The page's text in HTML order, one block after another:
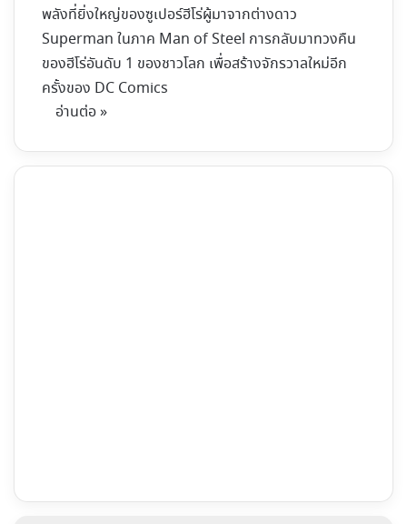
พลังที่ยิ่งใหญ่ของซูเปอร์ฮีโร่ผู้มาจากต่างดาว
Superman ในภาค Man of Steel การกลับมาทวงคืน
ของฮีโร่อันดับ 1 ของชาวโลก เพื่อสร้างจักรวาลใหม่อีก
ครั้งของ DC Comics
อ่านต่อ »